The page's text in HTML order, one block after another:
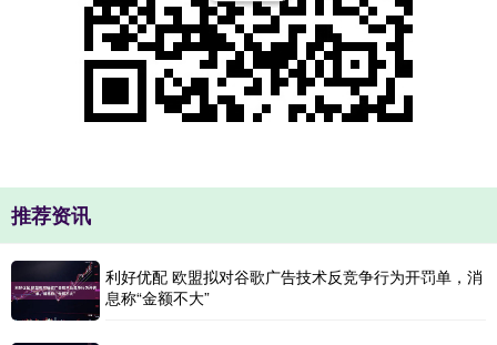
推荐资讯
利好优配 欧盟拟对谷歌广告技术反竞争行为开罚单，消
息称“金额不大”